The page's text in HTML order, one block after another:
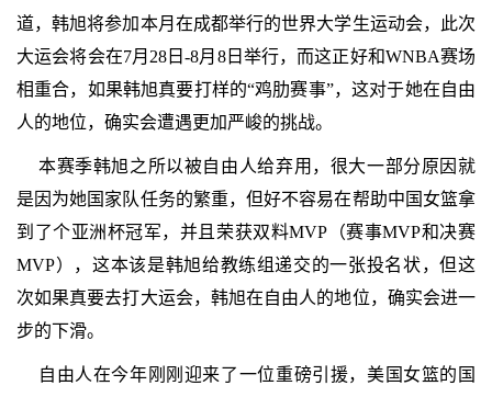
道，韩旭将参加本月在成都举行的世界大学生运动会，此次
大运会将会在7月28日-8月8日举行，而这正好和WNBA赛场
相重合，如果韩旭真要打样的“鸡肋赛事”，这对于她在自由
人的地位，确实会遭遇更加严峻的挑战。
本赛季韩旭之所以被自由人给弃用，很大一部分原因就
是因为她国家队任务的繁重，但好不容易在帮助中国女篮拿
到了个亚洲杯冠军，并且荣获双料MVP（赛事MVP和决赛
MVP），这本该是韩旭给教练组递交的一张投名状，但这
次如果真要去打大运会，韩旭在自由人的地位，确实会进一
步的下滑。
自由人在今年刚刚迎来了一位重磅引援，美国女篮的国